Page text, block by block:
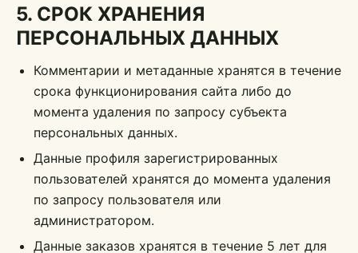
5. СРОК ХРАНЕНИЯ
ПЕРСОНАЛЬНЫХ ДАННЫХ
Комментарии и метаданные хранятся в течение
срока функционирования сайта либо до
момента удаления по запросу субъекта
персональных данных.
Данные профиля зарегистрированных
пользователей хранятся до момента удаления
по запросу пользователя или
администратором.
Данные заказов хранятся в течение 5 лет для